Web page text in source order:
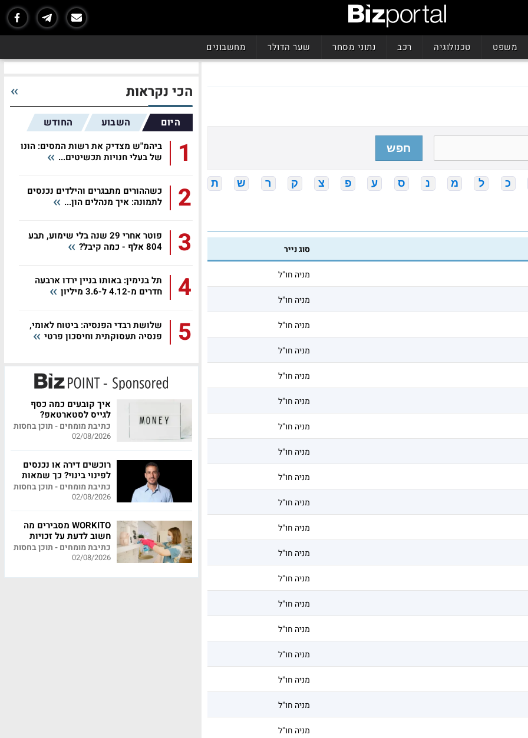
משפט טכנולוגיה רכב נתוני מסחר שער הדולר מחשבונים
חפש
כ ל מ נ ס ע פ צ ק ר ש ת
סוג נייר
מניה חו"ל
מניה חו"ל
מניה חו"ל
מניה חו"ל
מניה חו"ל
מניה חו"ל
מניה חו"ל
מניה חו"ל
מניה חו"ל
מניה חו"ל
מניה חו"ל
מניה חו"ל
מניה חו"ל
מניה חו"ל
מניה חו"ל
מניה חו"ל
מניה חו"ל
מניה חו"ל
מניה חו"ל
הכי נקראות
היום השבוע החודש
1
ביהמ"ש מצדיק את רשות המסים: הונו
של בעלי חנויות תכשיטים...
2
כשההורים מתבגרים והילדים נכנסים
לתמונה: איך מנהלים הון...
3
פוטר אחרי 29 שנה בלי שימוע, תבע
804 אלף - כמה קיבל?
4
תל בנימין: באותו בניין ירדו ארבעה
חדרים מ-4.12 ל-3.6 מיליון
5
שלושת רבדי הפנסיה: ביטוח לאומי,
פנסיה תעסוקתית וחיסכון פרטי
איך קובעים כמה כסף
לגייס לסטארטאפ?
כתיבת מומחים - תוכן בחסות
02/08/2026
רוכשים דירה או נכנסים
לפינוי בינוי? כך שמאות
מקצועית יכולה לחסוך
לכם מאות אלפי שקלים
כתיבת מומחים - תוכן בחסות
02/08/2026
WORKITO מסבירים מה
חשוב לדעת על זכויות
עובדי משק בית
כתיבת מומחים - תוכן בחסות
02/08/2026